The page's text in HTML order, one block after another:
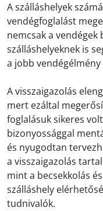
A szálláshelyek
vendégfoglalást
nemcsak a
szálláshelyeknek is
a jobb
A visszaigazolás
mert ezáltal
foglalásuk sikeres
bizonyossággal
és nyugodtan
a visszaigazolás
mint a becsekkolás
szálláshely
tudnivalók.